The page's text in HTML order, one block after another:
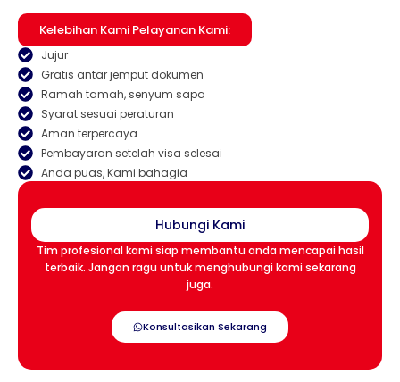
Kelebihan Kami Pelayanan Kami:
Jujur
Gratis antar jemput dokumen
Ramah tamah, senyum sapa
Syarat sesuai peraturan
Aman terpercaya
Pembayaran setelah visa selesai
Anda puas, Kami bahagia
Hubungi Kami
Tim profesional kami siap membantu anda mencapai hasil
terbaik. Jangan ragu untuk menghubungi kami sekarang
juga.
Konsultasikan Sekarang